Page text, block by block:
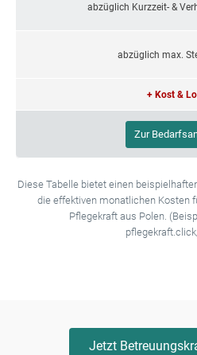
abzüglich Kurzzeit- &
abzüglich max.
+ Kost &
Zur
Diese Tabelle bietet einen
die effektiven monatlichen Kosten
Pflegekraft aus Polen.
Jetzt